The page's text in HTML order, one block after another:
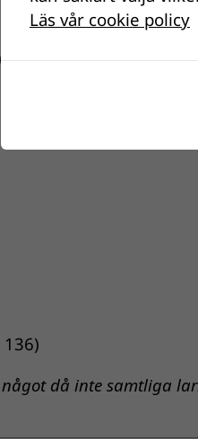
då inte samtliga
Läs vår cookie policy